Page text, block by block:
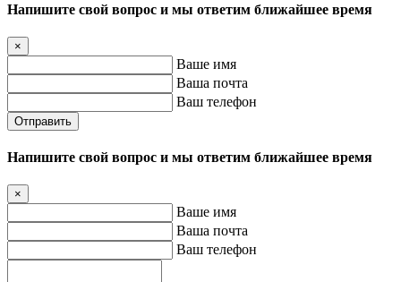
Напишите свой вопрос и мы ответим ближайшее время
×
Ваше имя
Ваша почта
Ваш телефон
Отправить
Напишите свой вопрос и мы ответим ближайшее время
×
Ваше имя
Ваша почта
Ваш телефон